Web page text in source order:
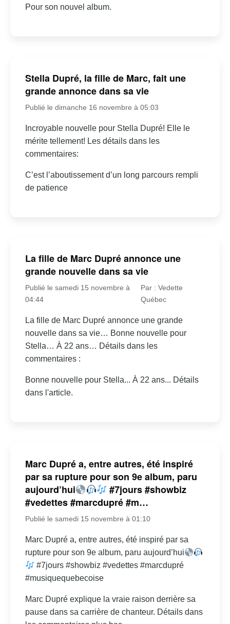
Pour son nouvel album.
Stella Dupré, la fille de Marc, fait une
grande annonce dans sa vie
Publié le dimanche 16 novembre à 05:03
Incroyable nouvelle pour Stella Dupré! Elle le
mérite tellement! Les détails dans les
commentaires:
C’est l’aboutissement d’un long parcours rempli
de patience
La fille de Marc Dupré annonce une
grande nouvelle dans sa vie
Publié le samedi 15 novembre à
04:44
Par : Vedette
Québec
La fille de Marc Dupré annonce une grande
nouvelle dans sa vie… Bonne nouvelle pour
Stella… À 22 ans… Détails dans les
commentaires :
Bonne nouvelle pour Stella... À 22 ans... Détails
dans l'article.
Marc Dupré a, entre autres, été inspiré
par sa rupture pour son 9e album, paru
aujourd’hui
#7jours #showbiz
#vedettes #marcdupré #m…
Publié le samedi 15 novembre à 01:10
Marc Dupré a, entre autres, été inspiré par sa
rupture pour son 9e album, paru aujourd’hui
#7jours #showbiz #vedettes #marcdupré
#musiquequebecoise
Marc Dupré explique la vraie raison derrière sa
pause dans sa carrière de chanteur. Détails dans